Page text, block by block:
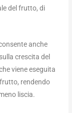
del frutto, di
anche
crescita del
viene eseguita
rendendo
liscia.